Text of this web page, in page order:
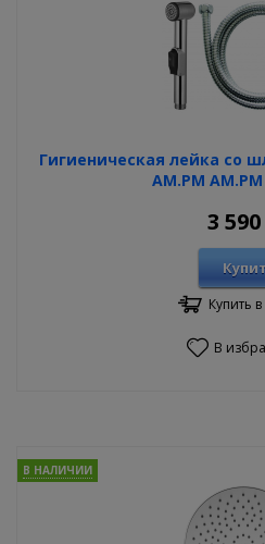
Гигиеническая лейка со
AM.PM AM.PM
3 590
Купить
В
В НАЛИЧИИ